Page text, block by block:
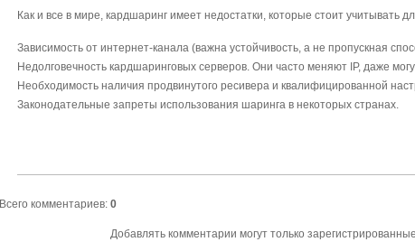
Как и все в мире, кардшаринг имеет недостатки, которые стоит учитывать
Зависимость от интернет-канала (важна устойчивость, а не пропускная
Недолговечность кардшаринговых серверов. Они часто меняют IP, даже
Необходимость наличия продвинутого ресивера и квалифицированной
Законодательные запреты использования шаринга в некоторых странах.
Всего комментариев: 0
Добавлять комментарии могут только